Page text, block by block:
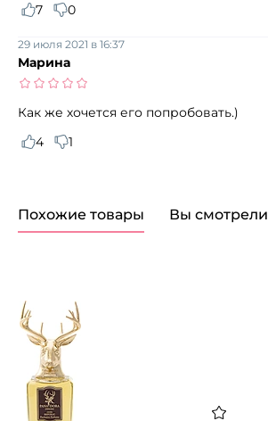
7
0
Марина
29 июля 2021 в 16:37
Как же хочется его попробовать.)
4
1
Похожие товары Вы смотрели